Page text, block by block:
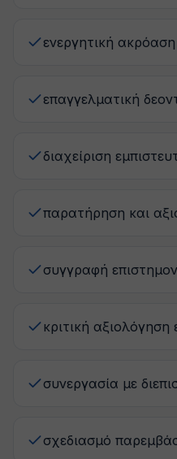
ενεργητική ακρόαση
επαγγελματική
διαχείριση
παρατήρηση και
συγγραφή
κριτική
συνεργασία με
σχεδιασμό